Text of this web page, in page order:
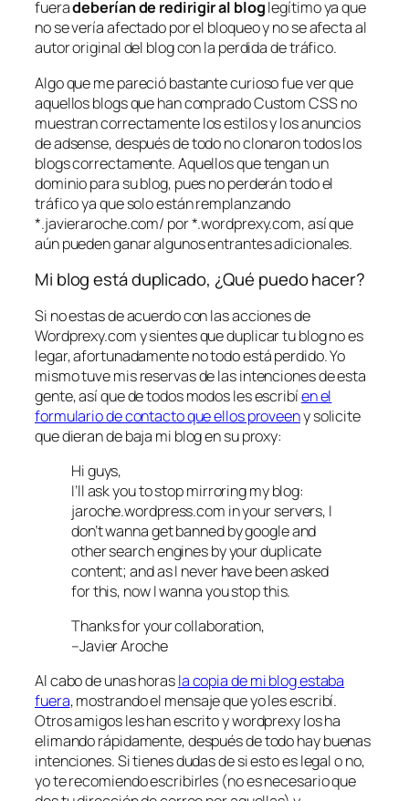
fueradeberían de redirigir al bloglegítimo ya que
no se vería afectado por el bloqueo y no se afecta al
autor original del blog con la perdida de tráfico.
Algo que me pareció bastante curioso fue ver que
aquellos blogs que han comprado Custom CSS no
muestran correctamente los estilos y los anuncios
de adsense, después de todo no clonaron todos los
blogs correctamente. Aquellos que tengan un
dominio para su blog, pues no perderán todo el
tráfico ya que solo están remplanzando
*.javieraroche.com/ por *.wordprexy.com, así que
aún pueden ganar algunos entrantes adicionales.
Mi blog está duplicado, ¿Qué puedo hacer?
Si no estas de acuerdo con las acciones de
Wordprexy.com y sientes que duplicar tu blog no es
legar, afortunadamente no todo está perdido. Yo
mismo tuve mis reservas de las intenciones de esta
gente, así que de todos modos les escribíen el
formulario de contacto que ellos proveeny solicite
que dieran de baja mi blog en su proxy:
Hi guys,
I’ll ask you to stop mirroring my blog:
jaroche.wordpress.com in your servers, I
don’t wanna get banned by google and
other search engines by your duplicate
content; and as I never have been asked
for this, now I wanna you stop this.
Thanks for your collaboration,
–Javier Aroche
Al cabo de unas horasla copia de mi blog estaba
fuera, mostrando el mensaje que yo les escribí.
Otros amigos les han escrito y wordprexy los ha
elimando rápidamente, después de todo hay buenas
intenciones. Si tienes dudas de si esto es legal o no,
yo te recomiendo escribirles (no es necesario que